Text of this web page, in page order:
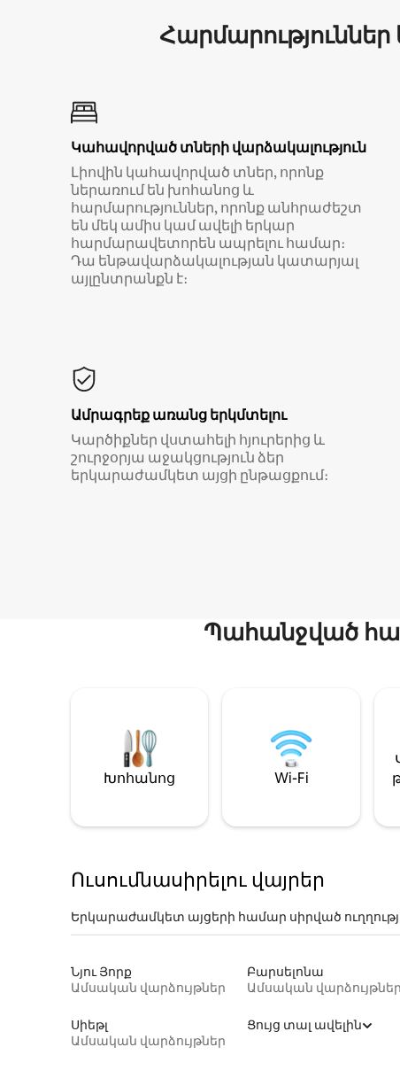
Կահավորված տների վարձակալություն
Լիովին կահավորված տներ, որոնք
ներառում են խոհանոց և
հարմարություններ, որոնք անհրաժեշտ
են մեկ ամիս կամ ավելի երկար
հարմարավետորեն ապրելու համար։
Դա ենթավարձակալության կատարյալ
այլընտրանքն է։
Ամրագրեք առանց երկմտելու
Կարծիքներ վստահելի հյուրերից և
շուրջօրյա աջակցություն ձեր
երկարաժամկետ այցի ընթացքում։
Պահանջված
Խոհանոց Wi-Fi
Ուսումնասիրելու վայրեր
Երկարաժամկետ այցերի համար սիրված
Նյու Յորք
Ամսական վարձույթներ
Բարսելոնա
Ամսական վարձույթներ
Սիեթլ
Ամսական վարձույթներ
Ցույց տալ ավելին